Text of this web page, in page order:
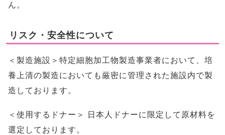
ん。
リスク・安全性について
＜製造施設＞特定細胞加工物製造事業者において、培
養上清の製造においても厳密に管理された施設内で製
造しております。
＜使用するドナー＞ 日本人ドナーに限定して原材料を
選定しております。